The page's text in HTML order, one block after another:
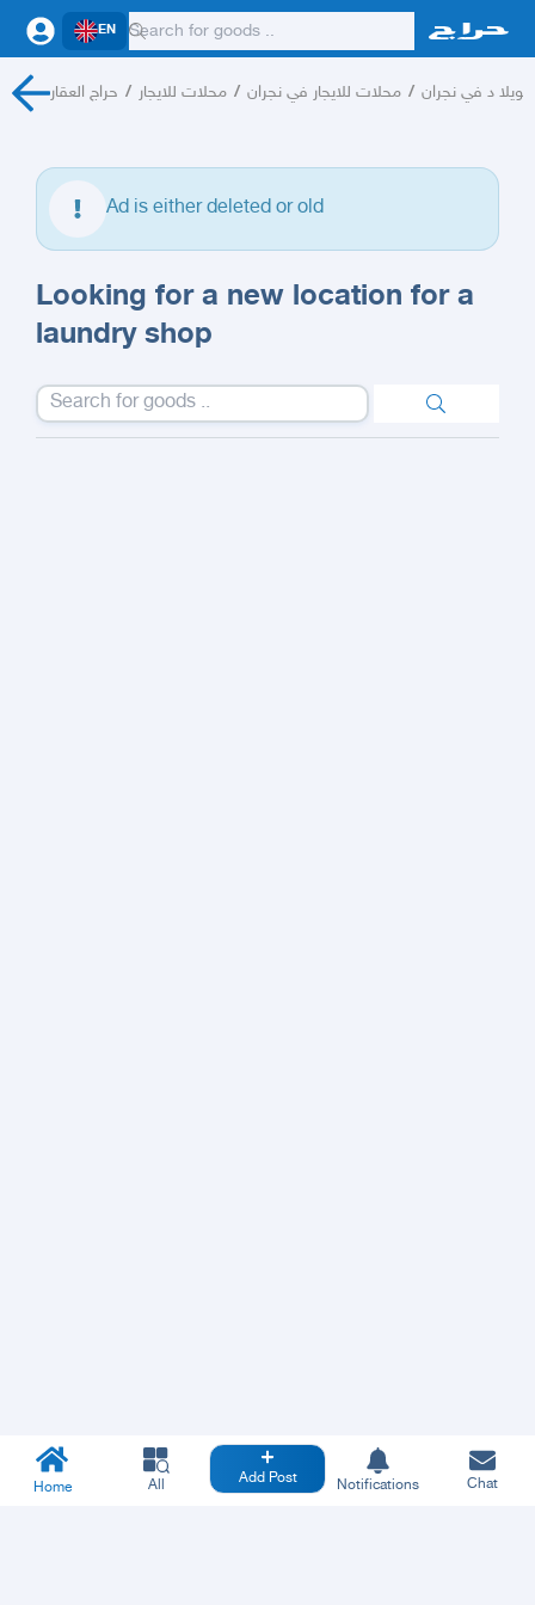
EN
حراج العقار / محلات للايجار / محلات للايجار في نجران / د في نجران
Ad is either deleted or old
Looking for a new location for a
laundry shop
Home All Add Post Notifications Chat